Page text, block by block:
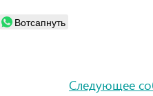
Вотсапнуть
Следующее